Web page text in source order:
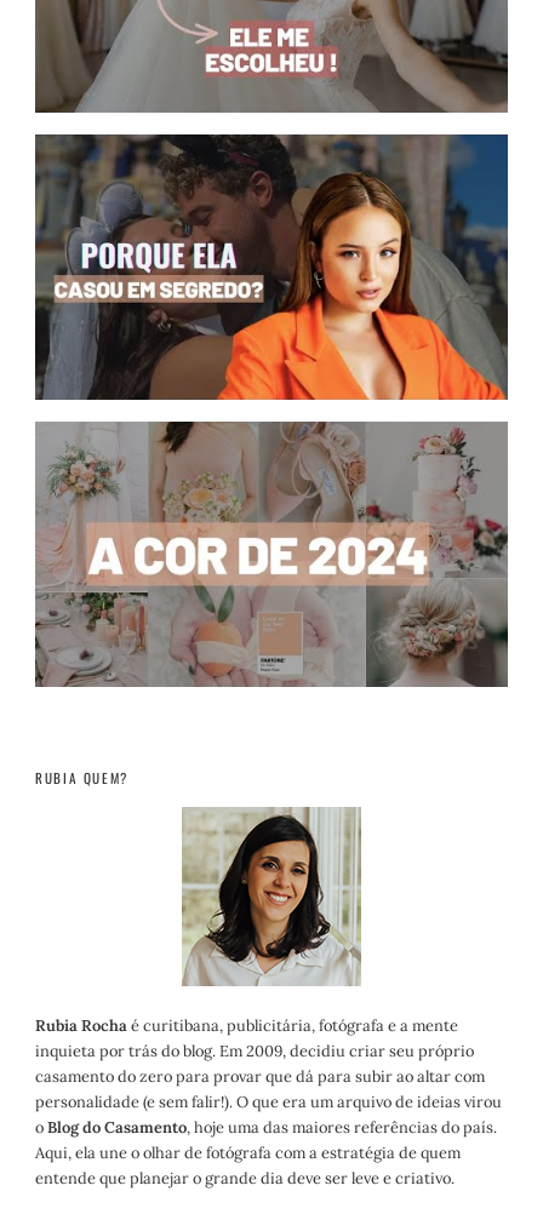
RUBIA QUEM?
Rubia Rochaé curitibana, publicitária, fotógrafa e a mente
inquieta por trás do blog. Em 2009, decidiu criar seu próprio
casamento do zero para provar que dá para subir ao altar com
personalidade (e sem falir!). O que era um arquivo de ideias virou
oBlog do Casamento, hoje uma das maiores referências do país.
Aqui, ela une o olhar de fotógrafa com a estratégia de quem
entende que planejar o grande dia deve ser leve e criativo.